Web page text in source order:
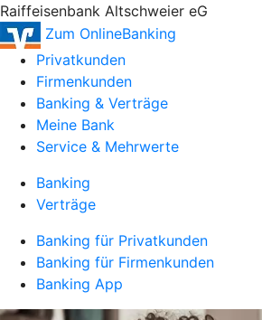
Raiffeisenbank Altschweier eG
Zum OnlineBanking
Privatkunden
Firmenkunden
Banking & Verträge
Meine Bank
Service & Mehrwerte
Banking
Verträge
Banking für Privatkunden
Banking für Firmenkunden
Banking App